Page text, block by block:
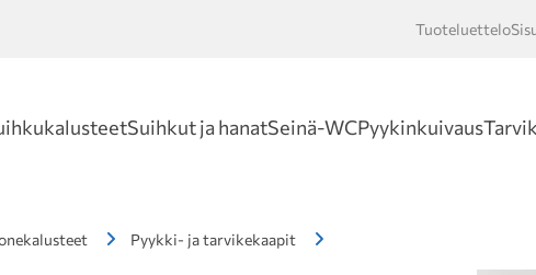
Tuoteluettelo
Suihkut ja hanatSeinä-WCPyykinkuivaus
Pyykki- ja tarvikekaapit